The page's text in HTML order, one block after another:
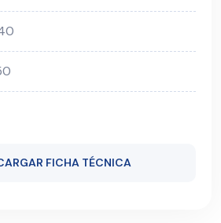
FICHA TÉCNICA